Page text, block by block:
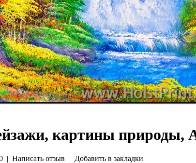
картины природы,
| Написать отзыв
Добавить в закладки